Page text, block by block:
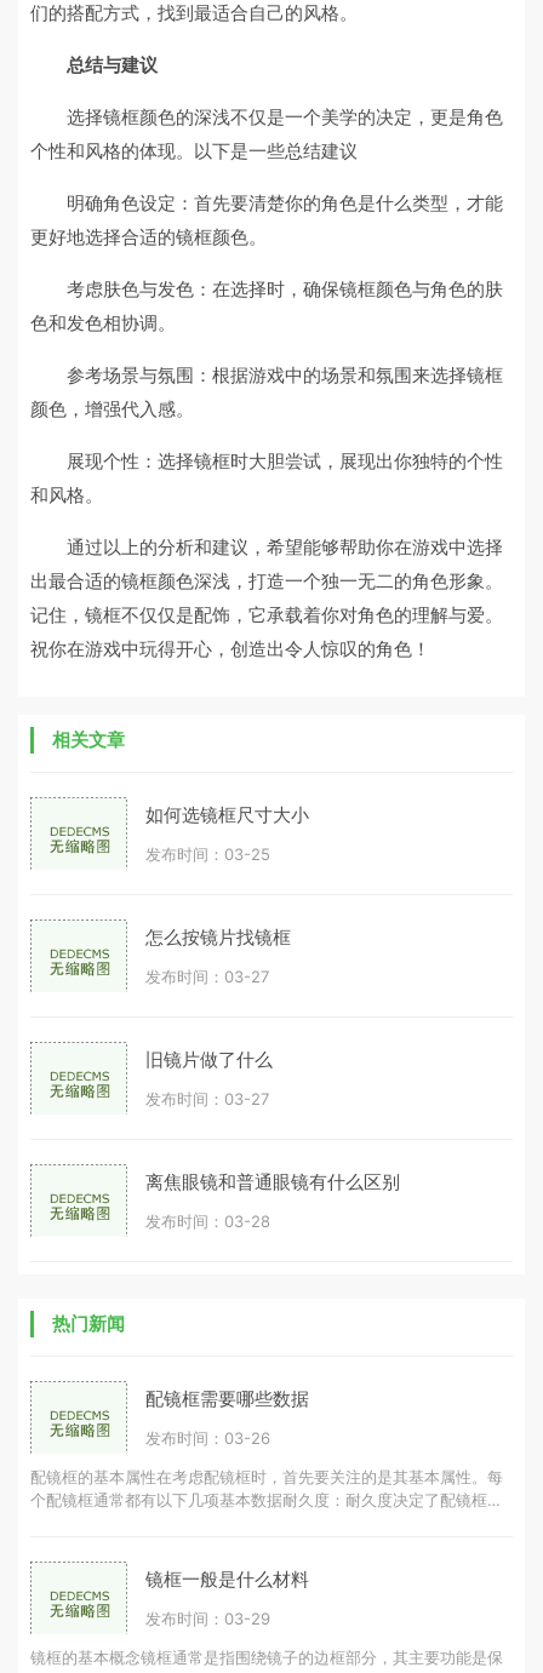
们的搭配方式，找到最适合自己的风格。
总结与建议
选择镜框颜色的深浅不仅是一个美学的决定，更是角色
个性和风格的体现。以下是一些总结建议
明确角色设定：首先要清楚你的角色是什么类型，才能
更好地选择合适的镜框颜色。
考虑肤色与发色：在选择时，确保镜框颜色与角色的肤
色和发色相协调。
参考场景与氛围：根据游戏中的场景和氛围来选择镜框
颜色，增强代入感。
展现个性：选择镜框时大胆尝试，展现出你独特的个性
和风格。
通过以上的分析和建议，希望能够帮助你在游戏中选择
出最合适的镜框颜色深浅，打造一个独一无二的角色形象。
记住，镜框不仅仅是配饰，它承载着你对角色的理解与爱。
祝你在游戏中玩得开心，创造出令人惊叹的角色！
相关文章
如何选镜框尺寸大小
发布时间：03-25
怎么按镜片找镜框
发布时间：03-27
旧镜片做了什么
发布时间：03-27
离焦眼镜和普通眼镜有什么区别
发布时间：03-28
热门新闻
配镜框需要哪些数据
发布时间：03-26
配镜框的基本属性在考虑配镜框时，首先要关注的是其基本属性。每
个配镜框通常都有以下几项基本数据耐久度：耐久度决定了配镜框的
镜框一般是什么材料
发布时间：03-29
镜框的基本概念镜框通常是指围绕镜子的边框部分，其主要功能是保